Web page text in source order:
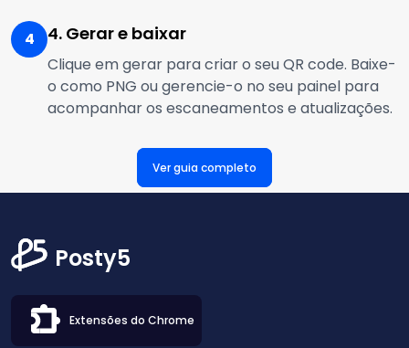
4 4. Gerar e baixar
Clique em gerar para criar o seu QR code. Baixe-
o como PNG ou gerencie-o no seu painel para
acompanhar os escaneamentos e atualizações.
Ver guia completo
Posty5
Extensões do Chrome